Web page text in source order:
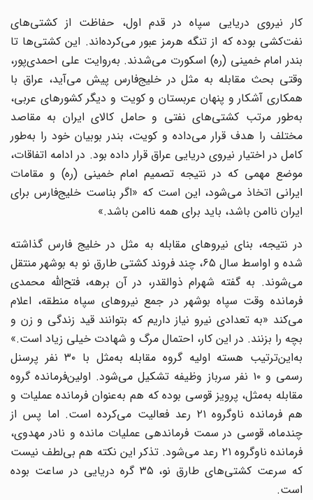
کار نیروی دریایی سپاه در قدم اول، حفاظت از کشتی‌های
نفت‌کشی بوده که از تنگه هرمز عبور می‌کرده‌اند. این کشتی‌ها تا
بندر امام خمینی (ره) اسکورت می‌شدند. به‌روایت علی احمدی‌پور،
وقتی بحث مقابله به مثل در خلیج‌فارس پیش می‌آید، عراق با
همکاری آشکار و پنهان عربستان و کویت و دیگر کشورهای عربی،
به‌طور مرتب کشتی‌های نفتی و حامل کالای ایران به مقاصد
مختلف را هدف قرار می‌داده و کویت، بندر بوبیان خود را به‌طور
کامل در اختیار نیروی دریایی عراق قرار داده بود. در ادامه اتفاقات،
موضع مهمی که در نتیجه تصمیم امام خمینی (ره) و مقامات
ایرانی اتخاذ می‌شود، این است که «اگر بناست خلیج‌فارس برای
ایران ناامن باشد، باید برای همه ناامن باشد.»
در نتیجه، بنای نیروهای مقابله به مثل در خلیج فارس گذاشته
شده و اواسط سال ۶۵، چند فروند کشتی طارق نو به بوشهر منتقل
می‌شوند. به گفته شهرام ذوالقدر، در آن برهه، فتح‌الله محمدی
فرمانده وقت سپاه بوشهر در جمع نیروهای سپاه منطقه، اعلام
می‌کند «به تعدادی نیرو نیاز داریم که بتوانند قید زندگی و زن و
بچه را بزنند. در این کار، احتمال مرگ و شهادت خیلی زیاد است.»
به‌این‌ترتیب هسته اولیه گروه مقابله به‌مثل با ۳۰ نفر پرسنل
رسمی و ۱۰ نفر سرباز وظیفه تشکیل می‌شود. اولین‌فرمانده گروه
مقابله به‌مثل، پرویز قوسی بوده که هم به‌عنوان فرمانده عملیات و
هم فرمانده ناوگروه ۲۱ رعد فعالیت می‌کرده است. اما پس از
چندماه، قوسی در سمت فرماندهی عملیات مانده و نادر مهدوی،
فرمانده ناوگروه ۲۱ رعد می‌شود. تذکر این نکته هم بی‌لطف نیست
که سرعت کشتی‌های طارق نو، ۳۵ گره دریایی در ساعت بوده
است.